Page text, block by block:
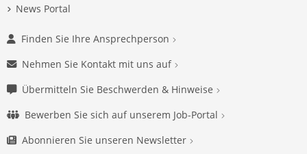
News Portal
Finden Sie Ihre Ansprechperson
Nehmen Sie Kontakt mit uns auf
Übermitteln Sie Beschwerden & Hinweise
Bewerben Sie sich auf unserem Job-Portal
Abonnieren Sie unseren Newsletter